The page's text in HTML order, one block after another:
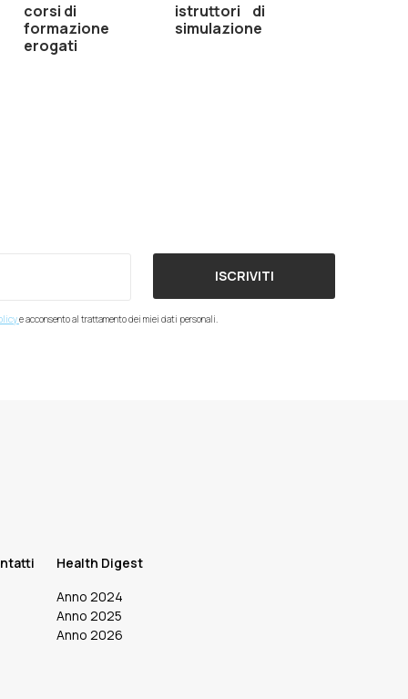
corsi di
formazione
erogati
istruttori di
simulazione
e acconsento al trattamento dei miei dati personali.
ISCRIVITI
Health Digest
Anno 2024
Anno 2025
Anno 2026